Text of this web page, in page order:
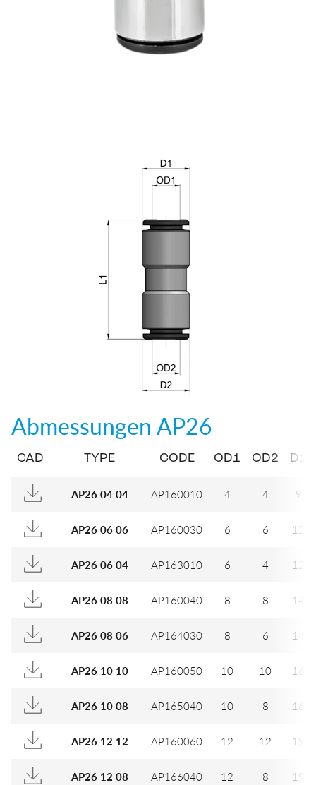
AbmessungenAP26
CAD TYPE CODE OD1 OD2 D1
AP26 04 04 AP160010 4 4 9
AP26 06 06 AP160030 6 6 12
AP26 06 04 AP163010 6 4 12
AP26 08 08 AP160040 8 8 14
AP26 08 06 AP164030 8 6 14
AP26 10 10 AP160050 10 10 16
AP26 10 08 AP165040 10 8 16
AP26 12 12 AP160060 12 12 19
AP26 12 08 AP166040 12 8 19